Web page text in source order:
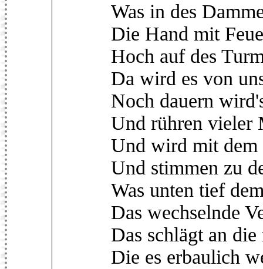
Was in des
Die Hand mit
Hoch auf des
Da wird es von
Noch dauern
Und rühren vieler
Und wird mit dem
Und stimmen zu
Was unten tief
Das wechselnde
Das schlägt an
Die es erbaulich